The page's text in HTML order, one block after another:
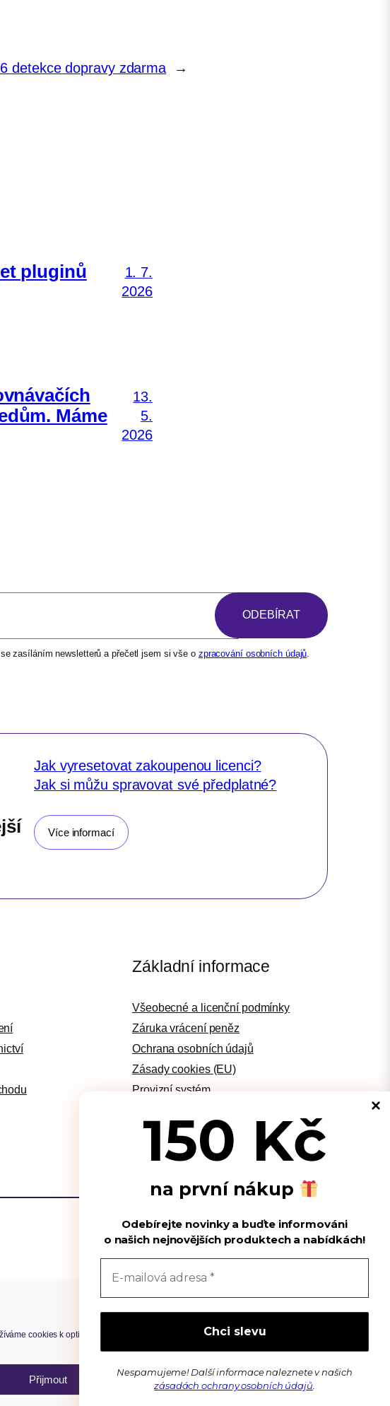
Spravovat souhlas s cookies
cookies k optimalizaci našich webových stránek a našich služeb.
Přijmout Zavřít Předvolby
150 Kč
na první nákup
Odebírejte novinky a buďte informováni
o našich nejnovějších produktech a nabídkách!
Nespamujeme! Další informace naleznete v našich
zásadách ochrany osobních údajů
detekce dopravy zdarma →
pluginů
1. 7.
2026
Máme
13.
5.
2026
zasíláním newsletterů a přečetl jsem si vše o zpracování osobních údajů
Jak vyresetovat zakoupenou licenci?
Jak si můžu spravovat své předplatné?
Více informací
Základní informace
Všeobecné a licenční podmínky
Záruka vrácení peněz
Ochrana osobních údajů
Zásady cookies (EU)
Provizní systém
Kontakt